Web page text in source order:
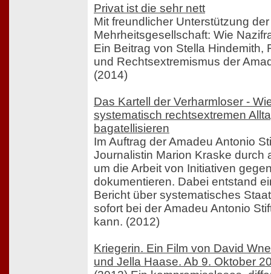
Privat ist die sehr nett
Mit freundlicher Unterstützung der
Mehrheitsgesellschaft: Wie
Ein Beitrag von Stella Hindemith,
und Rechtsextremismus der
(2014)
Das Kartell der Verharmloser -
systematisch rechtsextremen
bagatellisieren
Im Auftrag der Amadeu Antonio
Journalistin Marion Kraske durch
um die Arbeit von Initiativen
dokumentieren. Dabei entstand
Bericht über systematisches
sofort bei der Amadeu Antonio
kann. (2012)
Kriegerin. Ein Film von David
und Jella Haase. Ab 9. Oktober